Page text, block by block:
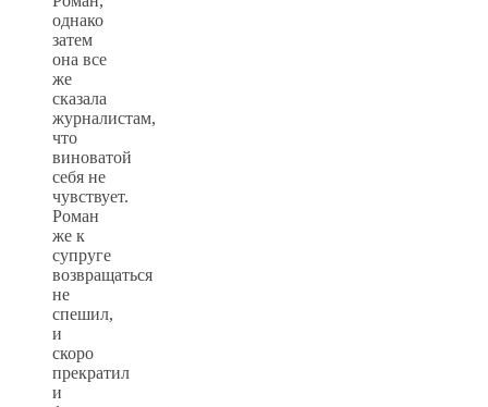
однако
затем
она все
же
сказала
журналистам,
что
виноватой
себя не
чувствует.
Роман
же к
супруге
возвращаться
не
спешил,
и
скоро
прекратил
и